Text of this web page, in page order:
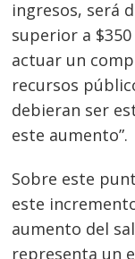
ingresos, será
superior a
actuar un
recursos
debieran ser
este aumento”.
Sobre este
este
aumento del
representa un